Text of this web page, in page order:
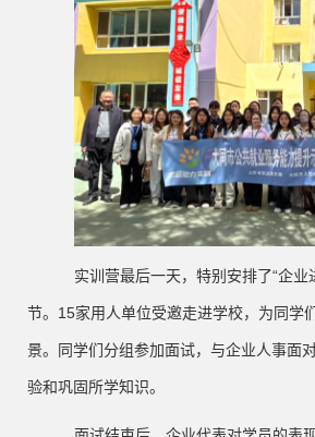
实训营最后一天，特别安排了“企业
节。15家用人单位受邀走进学校，为同学
景。同学们分组参加面试，与企业人事面
验和巩固所学知识。